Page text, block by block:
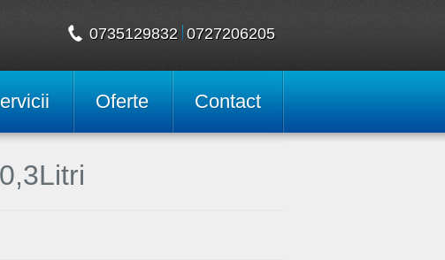
0735129832 0727206205
Oferte Contact